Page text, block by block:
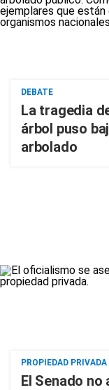
DEBATE
La tragedia
árbol puso
arbolado
PROPIEDAD PRIVADA
El Senado